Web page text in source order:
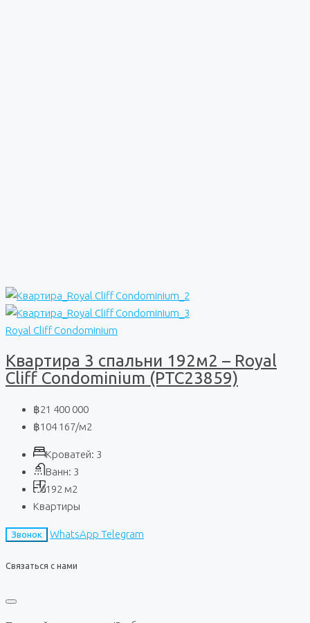
Royal Cliff Condominium
Квартира 3 спальни 192м2 – Royal
Cliff Condominium (PTC23859)
฿21 400 000
฿104 167/м2
Кроватей: 3
Ванн: 3
192 м2
Квартиры
Звонок WhatsApp Telegram
Связаться с нами